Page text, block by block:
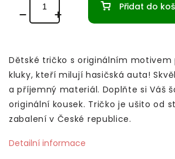
Přidat do
Dětské tričko s originálním motivem
kluky, kteří milují hasičská auta!
a příjemný materiál. Doplňte si Váš
originální kousek. Tričko je ušito od
zabalení v České republice.
Detailní informace